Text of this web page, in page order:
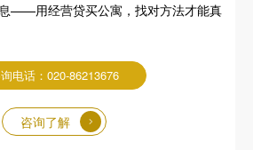
——用经营贷买公寓，找对方法才能真
电话：020-86213676
咨询了解